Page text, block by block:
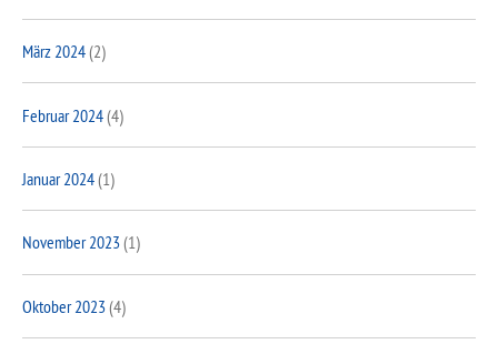
März 2024(2)
Februar 2024(4)
Januar 2024(1)
November 2023(1)
Oktober 2023(4)